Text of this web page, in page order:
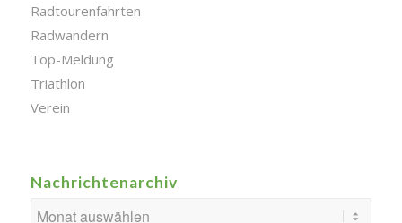
Radtourenfahrten
Radwandern
Top-Meldung
Triathlon
Verein
Nachrichtenarchiv